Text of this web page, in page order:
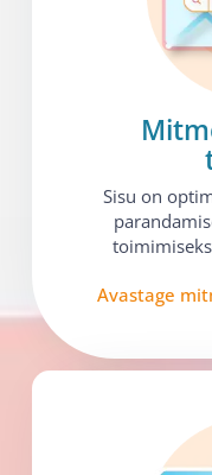
Sisu on
Avastage